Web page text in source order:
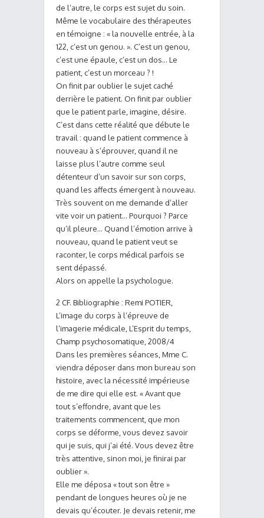
de l’autre, le corps est sujet du soin.
Même le vocabulaire des thérapeutes
en témoigne : « la nouvelle entrée, à la
122, c’est un genou. ». C’est un genou,
c’est une épaule, c’est un dos… Le
patient, c’est un morceau ? !
On finit par oublier le sujet caché
derrière le patient. On finit par oublier
que le patient parle, imagine, désire.
C’est dans cette réalité que débute le
travail : quand le patient commence à
nouveau à s’éprouver, quand il ne
laisse plus l’autre comme seul
détenteur d’un savoir sur son corps,
quand les affects émergent à nouveau.
Très souvent on me demande d’aller
vite voir un patient… Pourquoi ? Parce
qu’il pleure… Quand l’émotion arrive à
nouveau, quand le patient veut se
raconter, le corps médical parfois se
sent dépassé.
Alors on appelle la psychologue.
2 CF. Bibliographie : Remi POTIER,
L’image du corps à l’épreuve de
l’imagerie médicale, L’Esprit du temps,
Champ psychosomatique, 2008/4
Dans les premières séances, Mme C.
viendra déposer dans mon bureau son
histoire, avec la nécessité impérieuse
de me dire qui elle est. « Avant que
tout s’effondre, avant que les
traitements commencent, que mon
corps se déforme, vous devez savoir
qui je suis, qui j’ai été. Vous devez être
très attentive, sinon moi, je finirai par
oublier ».
Elle me déposa « tout son être »
pendant de longues heures où je ne
devais qu’écouter. Je devais retenir, me